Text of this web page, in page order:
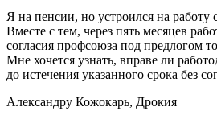
Я на пенсии, но устроился на работу
Вместе с тем, через пять месяцев
согласия профсоюза под предлогом
Мне хочется узнать, вправе ли
до истечения указанного срока без
Александру Кожокарь, Дрокия